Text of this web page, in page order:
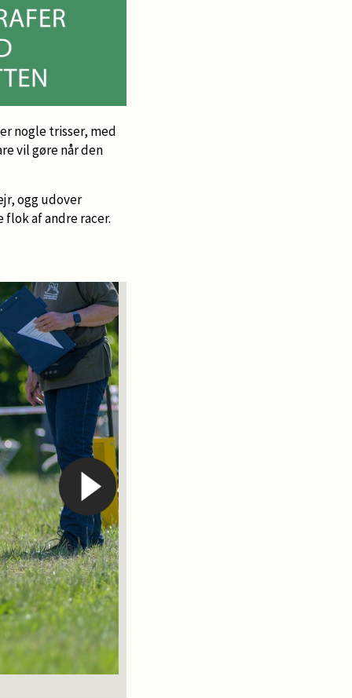
nogle trisser, med
vil gøre når den
ogg udover
af andre racer.